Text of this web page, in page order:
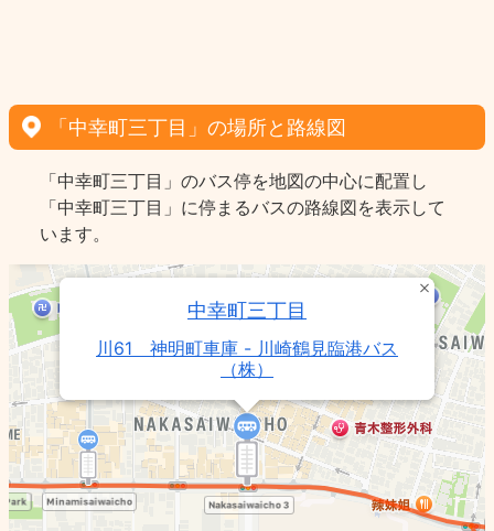
「中幸町三丁目」の場所と路線図
「中幸町三丁目」のバス停を地図の中心に配置し
「中幸町三丁目」に停まるバスの路線図を表示して
います。
中幸町三丁目
川61 神明町車庫 - 川崎鶴見臨港バス
（株）